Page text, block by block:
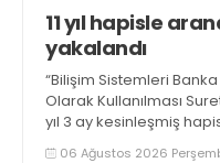
11 yıl hapisle
yakalandı
“Bilişim Sistemleri
Olarak Kullanılması
yıl 3 ay kesinleşmiş
yakalandı
06 Ağustos 2026